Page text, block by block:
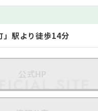
」駅より徒歩14分